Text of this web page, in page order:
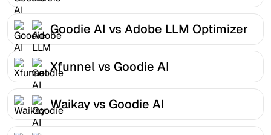
Goodie AI vs Adobe LLM Optimizer
Xfunnel vs Goodie AI
Waikay vs Goodie AI